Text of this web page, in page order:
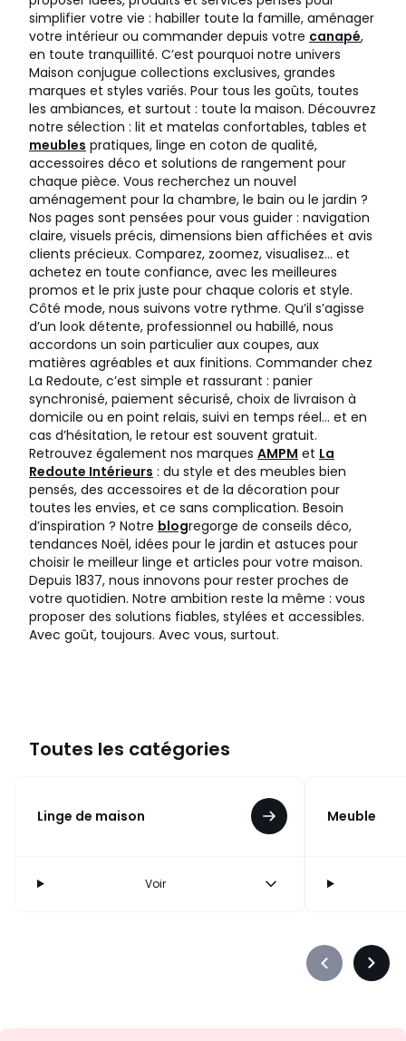
simplifier votre vie : habiller toute la famille, aménager
votre intérieur ou commander depuis votre canapé,
en toute tranquillité. C’est pourquoi notre univers
Maison conjugue collections exclusives, grandes
marques et styles variés. Pour tous les goûts, toutes
les ambiances, et surtout : toute la maison. Découvrez
notre sélection : lit et matelas confortables, tables et
meubles pratiques, linge en coton de qualité,
accessoires déco et solutions de rangement pour
chaque pièce. Vous recherchez un nouvel
aménagement pour la chambre, le bain ou le jardin ?
Nos pages sont pensées pour vous guider : navigation
claire, visuels précis, dimensions bien affichées et avis
clients précieux. Comparez, zoomez, visualisez… et
achetez en toute confiance, avec les meilleures
promos et le prix juste pour chaque coloris et style.
Côté mode, nous suivons votre rythme. Qu’il s’agisse
d’un look détente, professionnel ou habillé, nous
accordons un soin particulier aux coupes, aux
matières agréables et aux finitions. Commander chez
La Redoute, c’est simple et rassurant : panier
synchronisé, paiement sécurisé, choix de livraison à
domicile ou en point relais, suivi en temps réel… et en
cas d’hésitation, le retour est souvent gratuit.
Retrouvez également nos marques AMPM et La
Redoute Intérieurs : du style et des meubles bien
pensés, des accessoires et de la décoration pour
toutes les envies, et ce sans complication. Besoin
d’inspiration ? Notre blogregorge de conseils déco,
tendances Noël, idées pour le jardin et astuces pour
choisir le meilleur linge et articles pour votre maison.
Depuis 1837, nous innovons pour rester proches de
votre quotidien. Notre ambition reste la même : vous
proposer des solutions fiables, stylées et accessibles.
Avec goût, toujours. Avec vous, surtout.
Toutes les catégories
Linge de maison
Voir
Meuble
Précédent